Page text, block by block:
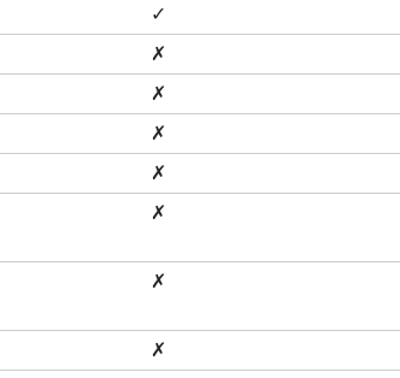
✓
✗
✗
✗
✗
✗
✗
✗